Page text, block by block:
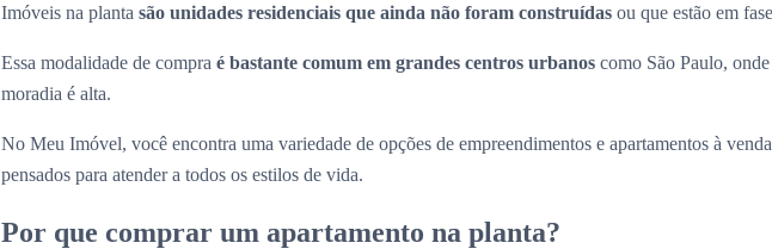
Imóveis na planta são unidades residenciais que ainda não foram construídas ou que estão em
Essa modalidade de compra é bastante comum em grandes centros urbanos como São Paulo,
moradia é alta.
No Meu Imóvel, você encontra uma variedade de opções de empreendimentos e apartamentos à
pensados para atender a todos os estilos de vida.
Por que comprar um apartamento na planta?